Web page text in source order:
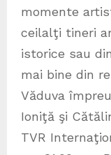
momente
ceilalţi tineri
istorice sau
mai bine din
Văduva
Ioniţă şi
TVR